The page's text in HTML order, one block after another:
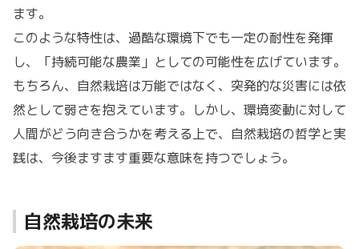
ます。
このような特性は、過酷な環境下でも一定の耐性を発揮
し、「持続可能な農業」としての可能性を広げています。
もちろん、自然栽培は万能ではなく、突発的な災害には依
然として弱さを抱えています。しかし、環境変動に対して
人間がどう向き合うかを考える上で、自然栽培の哲学と実
践は、今後ますます重要な意味を持つでしょう。
自然栽培の未来